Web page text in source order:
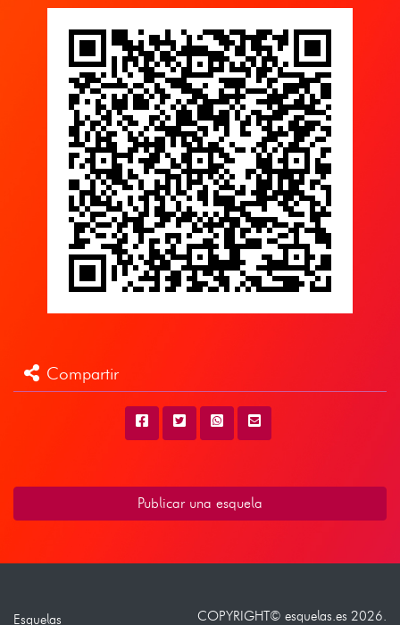
Compartir
Publicar una esquela
Esquelas COPYRIGHT© esquelas.es 2026.